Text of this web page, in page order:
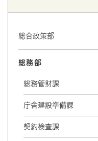
総合政策部
総務部
総務管財課
庁舎建設準備課
契約検査課